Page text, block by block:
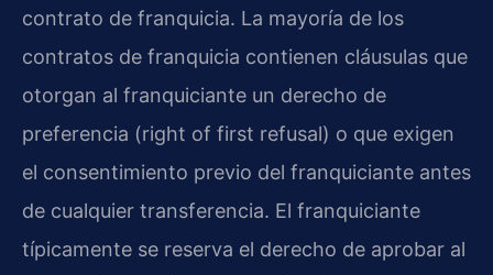
contrato de franquicia. La mayoría de los
contratos de franquicia contienen cláusulas que
otorgan al franquiciante un derecho de
preferencia (right of first refusal) o que exigen
el consentimiento previo del franquiciante antes
de cualquier transferencia. El franquiciante
típicamente se reserva el derecho de aprobar al